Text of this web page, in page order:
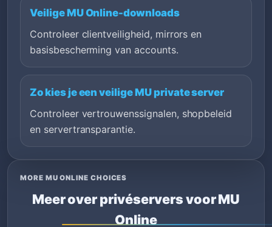
Veilige MU Online-downloads
Controleer clientveiligheid, mirrors en
basisbescherming van accounts.
Zo kies je een veilige MU private server
Controleer vertrouwenssignalen, shopbeleid
en servertransparantie.
MORE MU ONLINE CHOICES
Meer over privéservers voor MU
Online